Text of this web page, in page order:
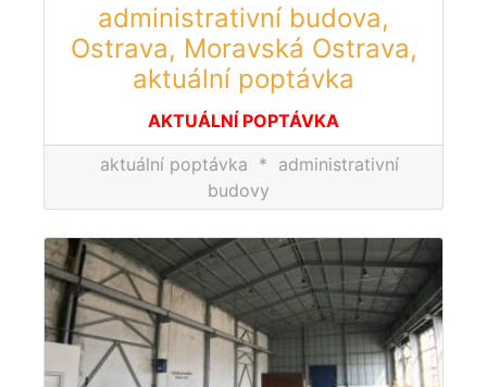
administrativní budova,
Ostrava, Moravská Ostrava,
aktuální poptávka
AKTUÁLNÍ POPTÁVKA
aktuální poptávka * administrativní
budovy